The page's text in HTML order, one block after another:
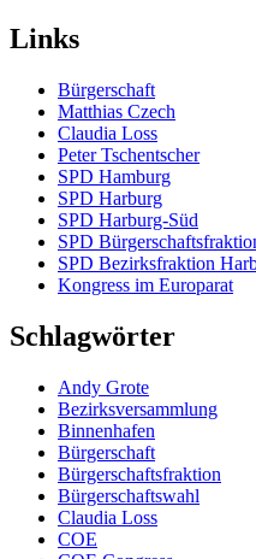
Links
Bürgerschaft
Matthias Czech
Claudia Loss
Peter Tschentscher
SPD Hamburg
SPD Harburg
SPD Harburg-Süd
SPD
SPD Bezirksfraktion
Kongress im Europarat
Schlagwörter
Andy Grote
Bezirksversammlung
Binnenhafen
Bürgerschaft
Bürgerschaftsfraktion
Bürgerschaftswahl
Claudia Loss
COE